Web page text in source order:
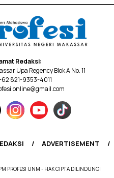
Redaksi:
Upa Regency Blok A No. 11
821-9353-4011
ADVERTISEMENT
PROFESI UNM - HAK CIPTA DILINDUNGI